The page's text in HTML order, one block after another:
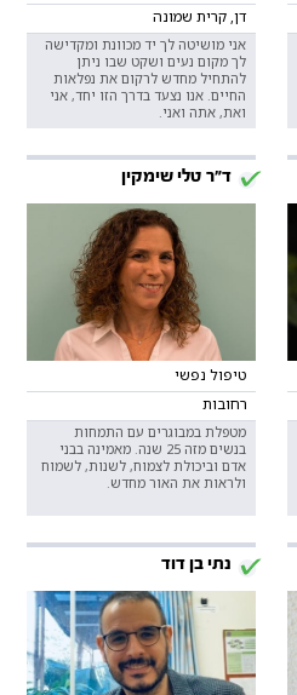
דן, קרית שמונה
אני מושיטה לך יד מכוונת ומקדישה
לך מקום נעים ושקט שבו ניתן
להתחיל מחדש לרקום את נפלאות
החיים. אנו נצעד בדרך הזו יחד, אני
ואת, אתה ואני.
ד"ר טלי שימקין
טיפול נפשי
רחובות
מטפלת במבוגרים עם התמחות
בנשים מזה 25 שנה. מאמינה בבני
אדם וביכולת לצמוח, לשנות, לשמוח
ולראות את האור מחדש.
נתי בן דוד